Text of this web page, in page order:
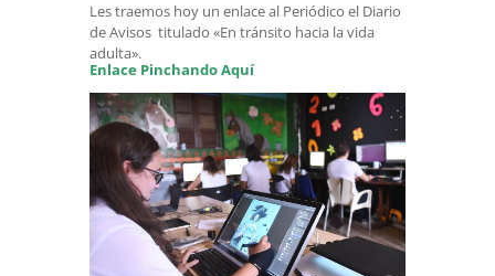
Les traemos hoy un enlace al Periódico el Diario
de Avisos titulado «En tránsito hacia la vida
adulta».
Enlace Pinchando Aquí